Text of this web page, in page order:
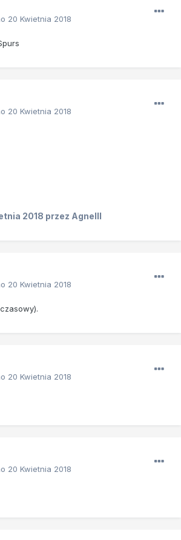
20 Kwietnia 2018
20 Kwietnia 2018
2018 przez Agnelll
20 Kwietnia 2018
20 Kwietnia 2018
20 Kwietnia 2018